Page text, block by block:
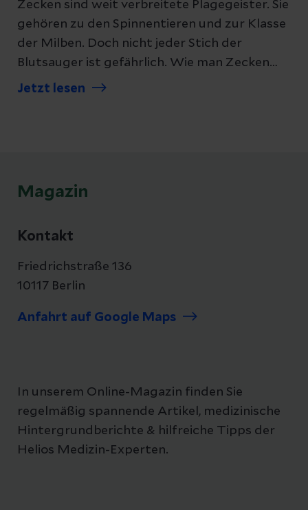
Zecken sind weit verbreitete Plagegeister. Sie
gehören zu den Spinnentieren und zur Klasse
der Milben. Doch nicht jeder Stich der
Blutsauger ist gefährlich. Wie man Zecken
selbst entfernt und bei welchen Symptomen
Jetzt lesen
Magazin
Kontakt
Friedrichstraße 136
10117 Berlin
Anfahrt auf Google Maps
In unserem Online-Magazin finden Sie
regelmäßig spannende Artikel, medizinische
Hintergrundberichte & hilfreiche Tipps der
Helios Medizin-Experten.